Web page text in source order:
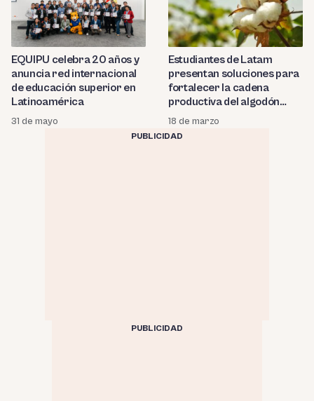
EQUIPU celebra 20 años y
anuncia red internacional
de educación superior en
Latinoamérica
31 de mayo
Estudiantes de Latam
presentan soluciones para
fortalecer la cadena
productiva del algodón
nativo en el Perú
18 de marzo
PUBLICIDAD
PUBLICIDAD